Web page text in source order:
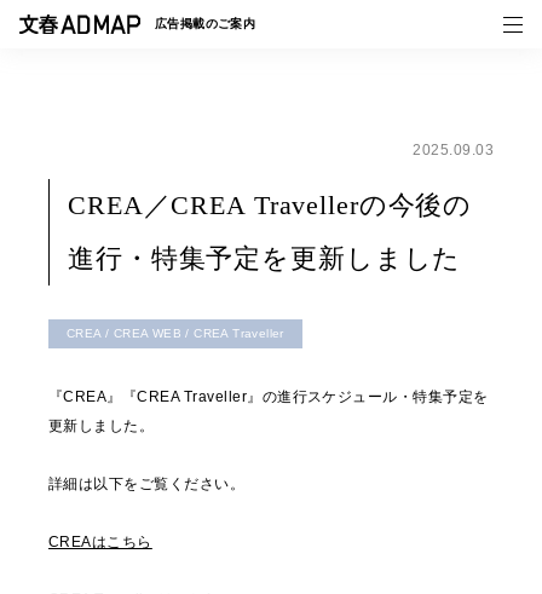
広告掲載のご案内
トピックス
2025.09.03
CREA／CREA Travellerの今後の
進行・特集予定を更新しました
CREA / CREA WEB / CREA Traveller
『CREA』『CREA Traveller』の進行スケジュール・特集予定を
更新しました。
詳細は以下をご覧ください。
CREAはこちら